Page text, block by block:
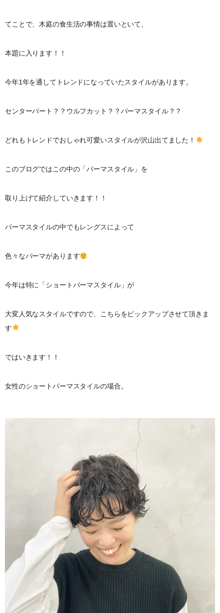
てことで、木庭の食生活の事情は置いといて、
本題に入ります！！
今年1年を通してトレンドになっていたスタイルがあります。
センターパート？？ウルフカット？？パーマスタイル？？
どれもトレンドでおしゃれ可愛いスタイルが沢山出てました！
このブログではこの中の「パーマスタイル」を
取り上げて紹介していきます！！
パーマスタイルの中でもレングスによって
色々なパーマがあります
今年は特に「ショートパーマスタイル」が
大変人気なスタイルですので、こちらをピックアップさせて頂きま
す
ではいきます！！
女性のショートパーマスタイルの場合。